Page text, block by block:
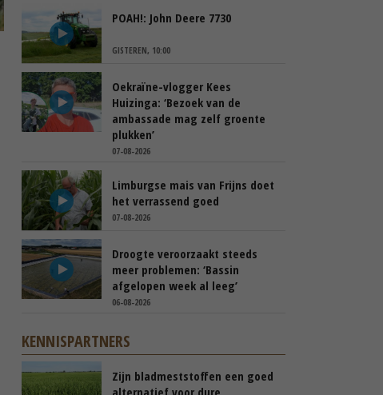
POAH!: John Deere 7730
GISTEREN, 10:00
Oekraïne-vlogger Kees
Huizinga: ‘Bezoek van de
ambassade mag zelf groente
plukken’
07-08-2026
Limburgse mais van Frijns doet
het verrassend goed
07-08-2026
Droogte veroorzaakt steeds
meer problemen: ‘Bassin
afgelopen week al leeg’
06-08-2026
KENNISPARTNERS
Zijn bladmeststoffen een goed
alternatief voor dure